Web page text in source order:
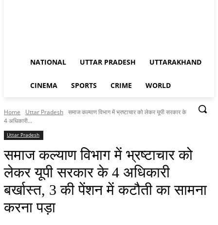
NATIONAL UTTAR PRADESH UTTARAKHAND
CINEMA SPORTS CRIME WORLD
Home Uttar Pradesh समाज कल्याण विभाग में भ्रष्टाचार को लेकर यूपी सरकार के
4 अधिकारी...
Uttar Pradesh
समाज कल्याण विभाग में भ्रष्टाचार को
लेकर यूपी सरकार के 4 अधिकारी
बर्खास्त, 3 की पेंशन में कटौती का सामना
करना पड़ा